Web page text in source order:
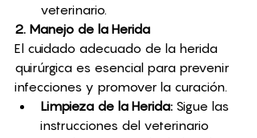
veterinario.
2. Manejo de la Herida
El cuidado adecuado de la herida
quirúrgica es esencial para prevenir
infecciones y promover la curación.
Limpieza de la Herida: Sigue las
instrucciones del veterinario